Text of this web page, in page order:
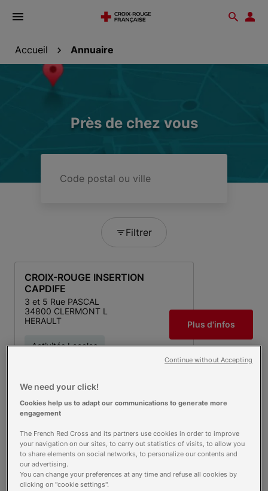
Ouvrir
Accueil Annuaire
Près de chez vous
postal
Filtrer
CROIX-ROUGE INSERTION
CAPDIFE
3 et 5 Rue PASCAL
34800 CLERMONT L
HERAULT
Activités Locales
Plus d'infos
CROIX-ROUGE INSERTION
39 Avenue DE LA LIBERATION
27110 LE NEUBOURG
Ouvert aujourd'hui
Plus d'infos
We need your click!
Cookies help us to adapt our communications to generate more
engagement
The French Red Cross and its partners use cookies in order to improve
your navigation on our sites, to carry out statistics of visits, to allow you
to share elements on social networks, to personalize our contents and
our advertising.
You can change your preferences at any time and refuse all cookies by
clicking on "cookie settings".
Continue without Accepting